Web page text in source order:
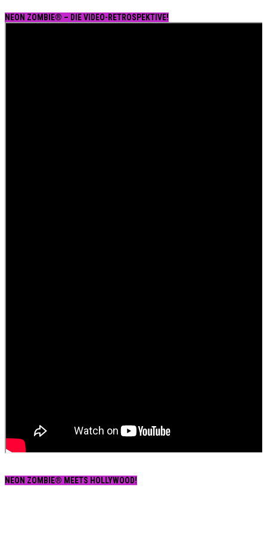
NEON ZOMBIE® – DIE VIDEO-RETROSPEKTIVE!
NEON ZOMBIE® MEETS HOLLYWOOD!